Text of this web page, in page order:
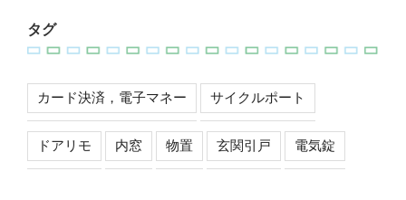
タグ
カード決済，電子マネー サイクルポート
ドアリモ 内窓 物置 玄関引戸 電気錠